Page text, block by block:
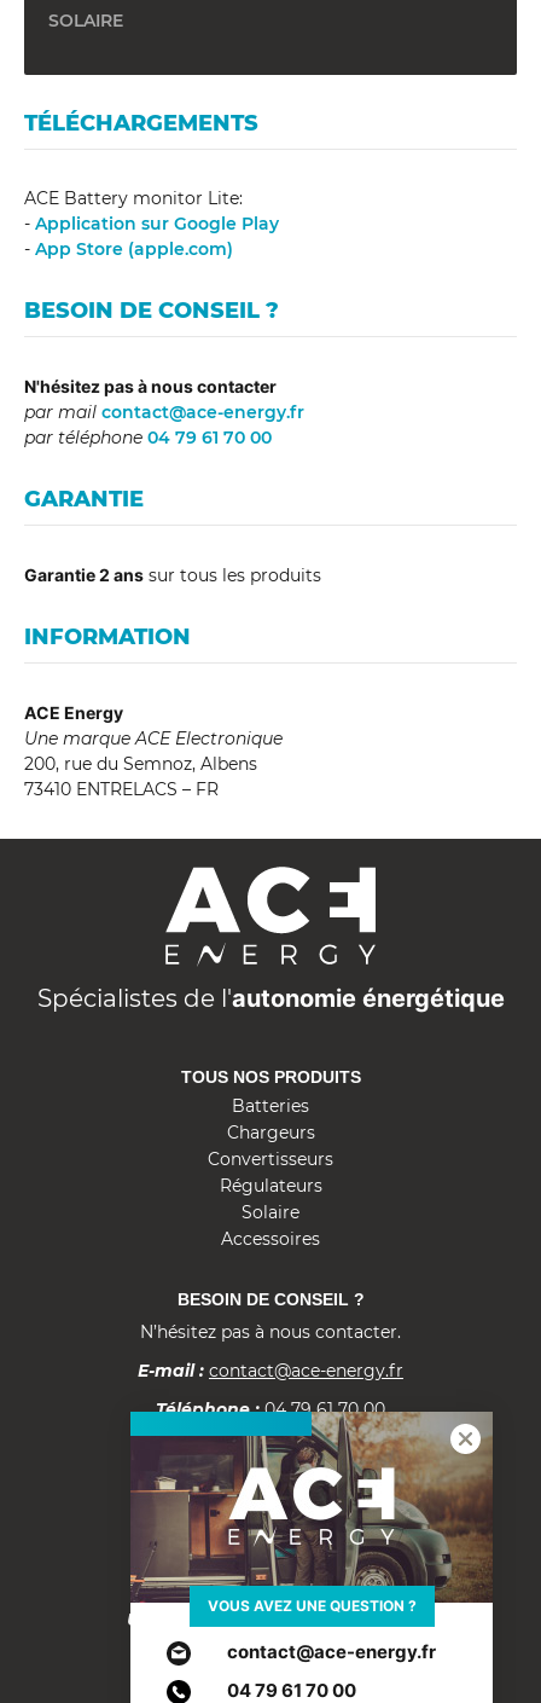
SOLAIRE
TÉLÉCHARGEMENTS
ACE Battery monitor Lite:
- Application sur Google Play
- App Store (apple.com)
BESOIN DE CONSEIL ?
N'hésitez pas à nous contacter
par mail contact@ace-energy.fr
par téléphone 04 79 61 70 00
GARANTIE
Garantie 2 ans sur tous les produits
INFORMATION
ACE Energy
Une marque ACE Electronique
200, rue du Semnoz, Albens
73410 ENTRELACS – FR
VOUS AVEZ UNE QUESTION ?
contact@ace-energy.fr
04 79 61 70 00
E
E
n
Spécialistes de l'autonomie énergétique
TOUS NOS PRODUITS
Batteries
Chargeurs
Convertisseurs
Régulateurs
Solaire
Accessoires
BESOIN DE CONSEIL ?
N’hésitez pas à nous contacter.
E-mail : contact@ace-energy.fr
Téléphone :04 79 61 70 00
Documentation
Fiche tarifs B2B
ACE ENERGY
Une marque d’ACE Électronique
200, rue du Semnoz, Albens
73410 ENTRELACS – FR